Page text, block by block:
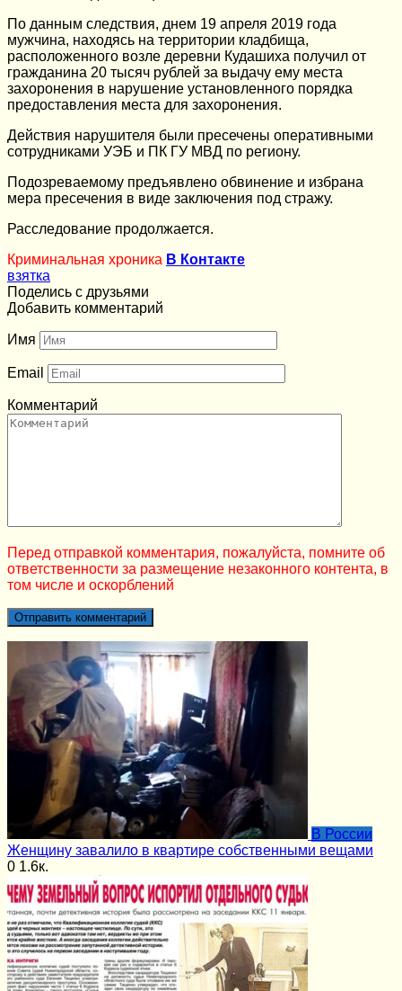
По данным следствия, днем 19 апреля 2019 года
мужчина, находясь на территории кладбища,
расположенного возле деревни Кудашиха получил от
гражданина 20 тысяч рублей за выдачу ему места
захоронения в нарушение установленного порядка
предоставления места для захоронения.
Действия нарушителя были пресечены оперативными
сотрудниками УЭБ и ПК ГУ МВД по региону.
Подозреваемому предъявлено обвинение и избрана
мера пресечения в виде заключения под стражу.
Расследование продолжается.
Криминальная хроника В Контакте
взятка
Поделись с друзьями
Добавить комментарий
Имя
Email
Комментарий
Перед отправкой комментария, пожалуйста, помните об
ответственности за размещение незаконного контента, в
том числе и оскорблений
В России
Женщину завалило в квартире собственными вещами
0 1.6к.